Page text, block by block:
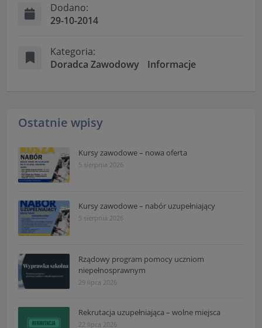
Dodano:
29-10-2014
Kategoria:
Doradca Zawodowy
Informacje
Ostatnie wpisy
Kursy zawodowe – nowa oferta
5 sierpnia 2026
Kursy zawodowe – nabór uzupełniający
5 sierpnia 2026
Rządowy program pomocy uczniom
niepełnosprawnym
29 lipca 2026
Rekrutacja uzupełniająca – wolne miejsca
22 lipca 2026